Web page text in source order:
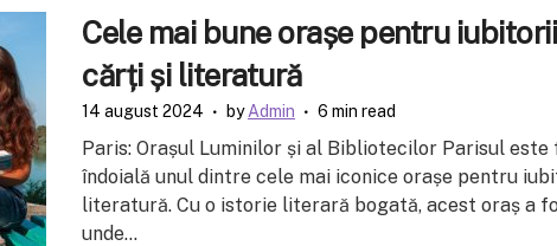
Cele mai bune orașe pentru
cărți și literatură
14 august 2024 byAdmin 6 min read
Paris: Orașul Luminilor și al Bibliotecilor Parisul este
îndoială unul dintre cele mai iconice orașe pentru
literatură. Cu o istorie literară bogată, acest oraș a
unde...